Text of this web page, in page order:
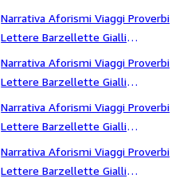
Fantascienza Sviluppo
Narrativa Aforismi Viaggi Proverbi
Lettere Barzellette Gialli
Fantascienza Teofilo Gautier
Narrativa Aforismi Viaggi Proverbi
Lettere Barzellette Gialli
Fantascienza terracotta
Narrativa Aforismi Viaggi Proverbi
Lettere Barzellette Gialli
Fantascienza terrazzo
Narrativa Aforismi Viaggi Proverbi
Lettere Barzellette Gialli